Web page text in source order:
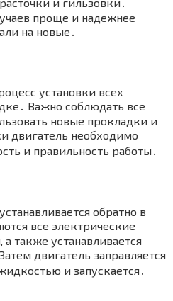
проще и надежнее
на новые․
установки всех
Важно соблюдать все
новые прокладки и
двигатель необходимо
и правильность работы․
обратно в
все электрические
также устанавливается
двигатель заправляется
и запускается․